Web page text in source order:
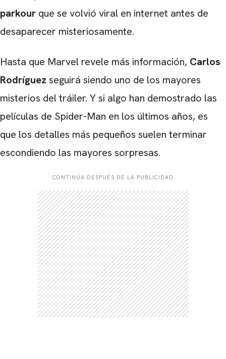
parkour que se volvió viral en internet antes de
desaparecer misteriosamente.
Hasta que Marvel revele más información, Carlos
Rodríguez seguirá siendo uno de los mayores
misterios del tráiler. Y si algo han demostrado las
películas de Spider-Man en los últimos años, es
que los detalles más pequeños suelen terminar
escondiendo las mayores sorpresas.
CONTINÚA DESPUÉS DE LA PUBLICIDAD